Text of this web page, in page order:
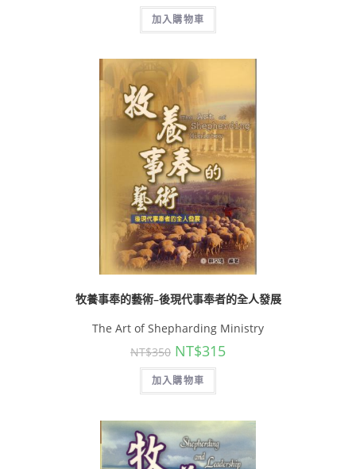
加入購物車
牧養事奉的藝術–後現代事奉者的全人發展
The Art of Shepharding Ministry
NT$350 NT$315
加入購物車